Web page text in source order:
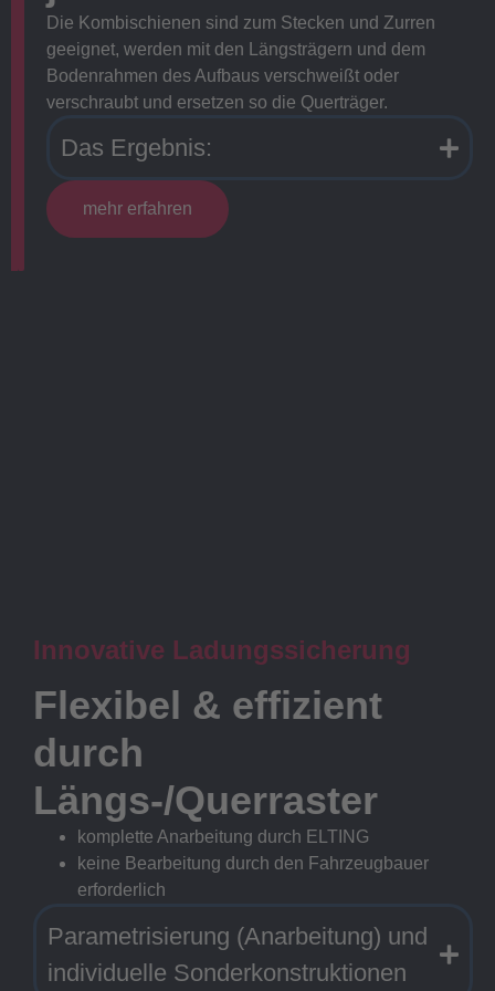
Die Kombischienen sind zum Stecken und Zurren
geeignet, werden mit den Längsträgern und dem
Bodenrahmen des Aufbaus verschweißt oder
verschraubt und ersetzen so die Querträger.
Das Ergebnis:
mehr erfahren
Innovative Ladungssicherung
Flexibel & effizient
durch
Längs-/Querraster
komplette Anarbeitung durch ELTING
keine Bearbeitung durch den Fahrzeugbauer
erforderlich
Parametrisierung (Anarbeitung) und
individuelle Sonderkonstruktionen